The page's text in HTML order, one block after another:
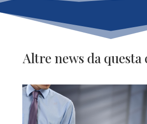
Altre news da questa